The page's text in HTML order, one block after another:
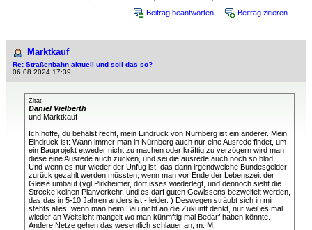
Beitrag beantworten Beitrag zitieren
Marktkauf
Re: Straßenbahn aktuell und soll das so?
06.08.2024 17:39
Zitat
Daniel Vielberth
und Marktkauf
Ich hoffe, du behälst recht, mein Eindruck von Nürnberg ist ein anderer. Mein
Eindruck ist: Wann immer man in Nürnberg auch nur eine Ausrede findet, um
ein Bauprojekt etweder nicht zu machen oder kräftig zu verzögern wird man
diese eine Ausrede auch zücken, und sei die ausrede auch noch so blöd.
Und wenn es nur wieder der Unfug ist, das dann irgendwelche Bundesgelder
zurück gezahlt werden müssten, wenn man vor Ende der Lebenszeit der
Gleise umbaut (vgl Pirkheimer, dort isses wiederlegt, und dennoch sieht die
Strecke keinen Planverkehr, und es darf guten Gewissens bezweifelt werden,
das das in 5-10 Jahren anders ist - leider. ) Deswegen sträubt sich in mir
stehts alles, wenn man beim Bau nicht an die Zukunft denkt, nur weil es mal
wieder an Weitsicht mangelt wo man künmftig mal Bedarf haben könnte.
Andere Netze gehen das wesentlich schlauer an, m. M.